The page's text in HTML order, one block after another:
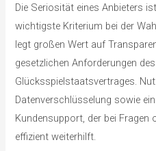
Die Seriosität eines Anbieters
wichtigste Kriterium bei der
legt großen Wert auf
gesetzlichen Anforderungen
Glücksspielstaatsvertrages.
Datenverschlüsselung sowie
Kundensupport, der bei Fragen
effizient weiterhilft.